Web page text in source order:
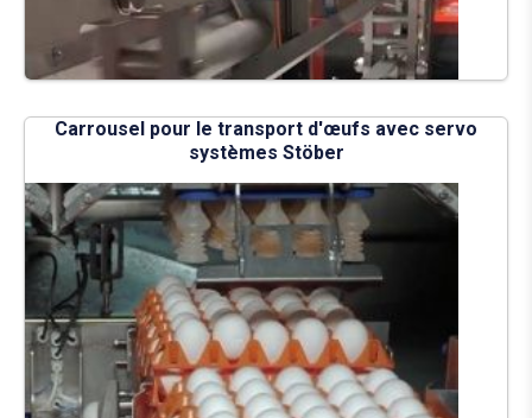
Carrousel pour le transport d'œufs avec servo
systèmes Stöber